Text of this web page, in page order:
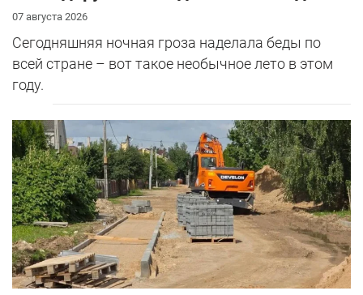
07 августа 2026
Сегодняшняя ночная гроза наделала беды по
всей стране – вот такое необычное лето в этом
году.